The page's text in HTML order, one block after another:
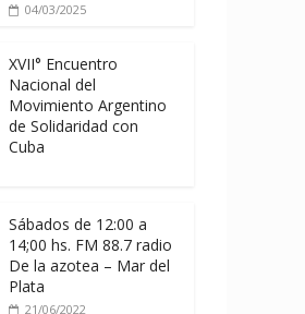
04/03/2025
XVII° Encuentro
Nacional del
Movimiento Argentino
de Solidaridad con
Cuba
Sábados de 12:00 a
14;00 hs. FM 88.7 radio
De la azotea – Mar del
Plata
21/06/2022